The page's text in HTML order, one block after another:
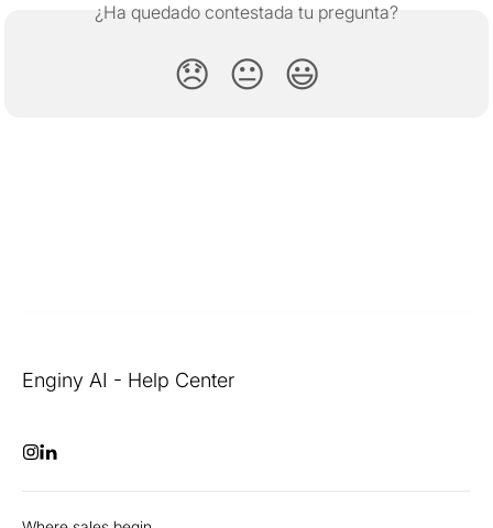
¿Ha quedado contestada tu pregunta?
😞 😐 😃
Enginy AI - Help Center